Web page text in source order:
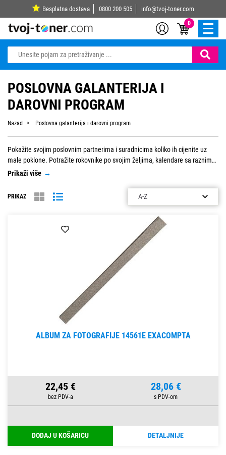
Besplatna dostava 0800 200 505 info@tvoj-toner.com
0
POSLOVNA GALANTERIJA I
DAROVNI PROGRAM
Nazad Poslovna galanterija i darovni program
Pokažite svojim poslovnim partnerima i suradnicima koliko ih cijenite uz
male poklone. Potražite rokovnike po svojim željima, kalendare sa raznim
uzorcima, te šarene kišobrane i po potrebi ih otisnite i poklonite. Osim toga
svatko cijeni. Za značajnije i veće poklone pogledajte kožnu galanteriju -
novčanike, razne setove, garniture ili torbe. Sve to zamotajte u jednostavne
Prikaži više →
PRIKAZ
ALBUM ZA FOTOGRAFIJE 14561E EXACOMPTA
22,45 € 28,06 €
DODAJ U KOŠARICU DETALJNIJE